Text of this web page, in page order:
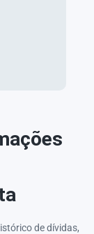
de dívidas,